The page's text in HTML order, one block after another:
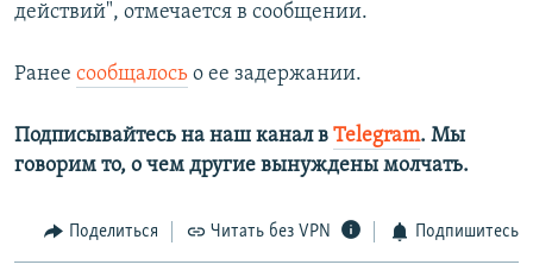
действий", отмечается в сообщении.
Ранее сообщалось о ее задержании.
Подписывайтесь на наш канал в Telegram. Мы
говорим то, о чем другие вынуждены молчать.​
Поделиться Читать без VPN Подпишитесь